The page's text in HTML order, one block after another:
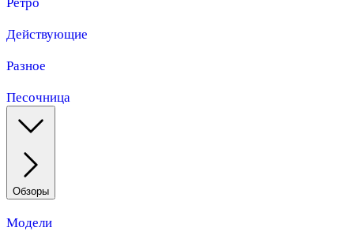
Действующие
Разное
Песочница
Обзоры
Модели